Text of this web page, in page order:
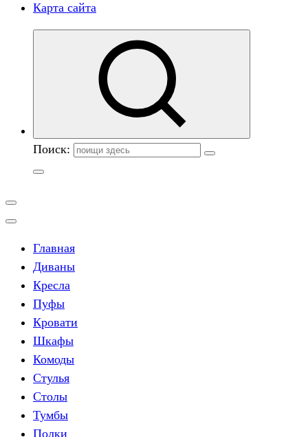
Карта сайта
Поиск:
Главная
Диваны
Кресла
Пуфы
Кровати
Шкафы
Комоды
Стулья
Столы
Тумбы
Полки